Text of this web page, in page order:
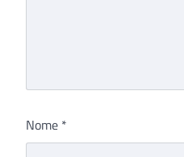
Nome *